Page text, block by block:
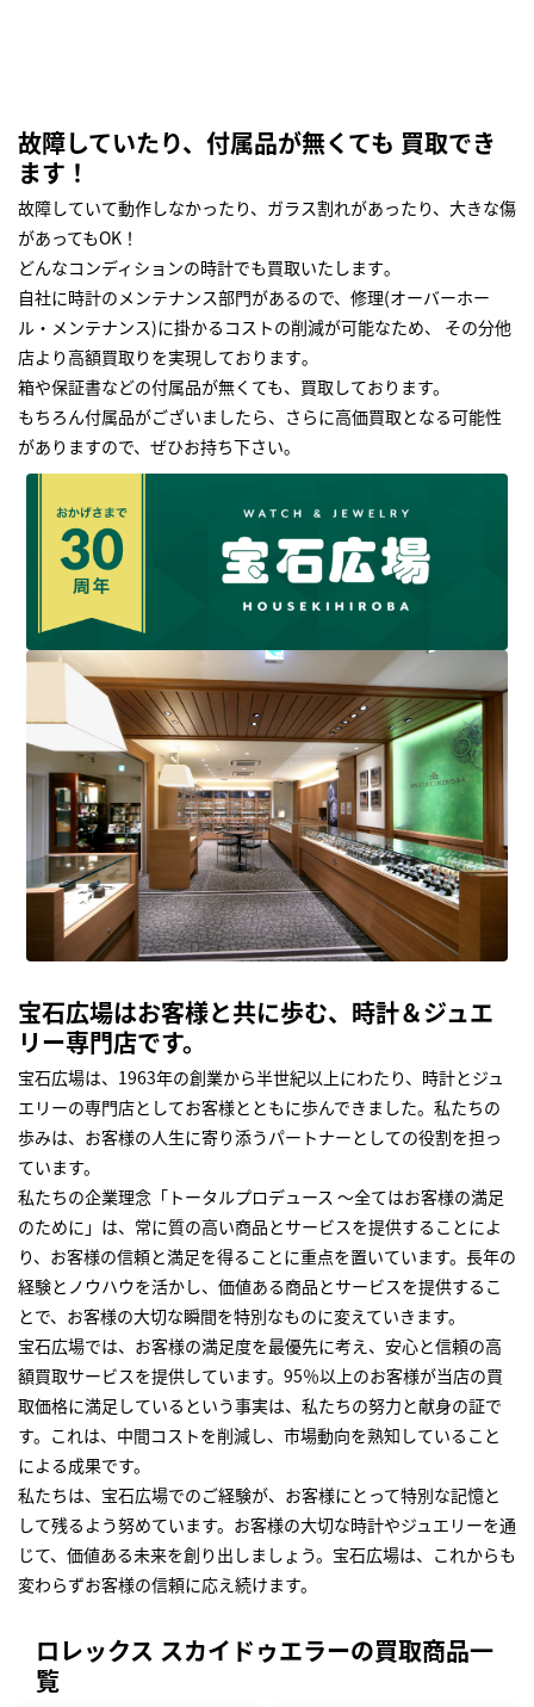
故障していたり、付属品が無くても 買取でき
ます！
故障していて動作しなかったり、ガラス割れがあったり、大きな傷
があってもOK！
どんなコンディションの時計でも買取いたします｡
自社に時計のメンテナンス部門があるので、修理(オーバーホー
ル・メンテナンス)に掛かるコストの削減が可能なため、 その分他
店より高額買取りを実現しております｡
箱や保証書などの付属品が無くても、買取しております。
もちろん付属品がございましたら、さらに高価買取となる可能性
がありますので、ぜひお持ち下さい｡
宝石広場はお客様と共に歩む、時計＆ジュエ
リー専門店です。
宝石広場は、1963年の創業から半世紀以上にわたり、時計とジュ
エリーの専門店としてお客様とともに歩んできました。私たちの
歩みは、お客様の人生に寄り添うパートナーとしての役割を担っ
ています。
私たちの企業理念「トータルプロデュース ～全てはお客様の満足
のために」は、常に質の高い商品とサービスを提供することによ
り、お客様の信頼と満足を得ることに重点を置いています。長年の
経験とノウハウを活かし、価値ある商品とサービスを提供するこ
とで、お客様の大切な瞬間を特別なものに変えていきます。
宝石広場では、お客様の満足度を最優先に考え、安心と信頼の高
額買取サービスを提供しています。95％以上のお客様が当店の買
取価格に満足しているという事実は、私たちの努力と献身の証で
す。これは、中間コストを削減し、市場動向を熟知していること
による成果です。
私たちは、宝石広場でのご経験が、お客様にとって特別な記憶と
して残るよう努めています。お客様の大切な時計やジュエリーを通
じて、価値ある未来を創り出しましょう。宝石広場は、これからも
変わらずお客様の信頼に応え続けます。
ロレックス スカイドゥエラーの買取商品一
覧